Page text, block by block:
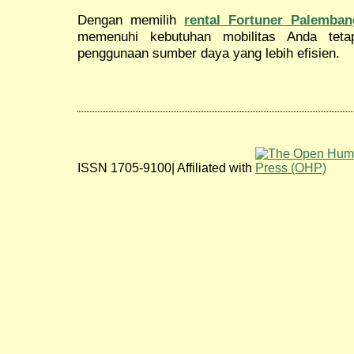
Dengan memilih rental Fortuner
memenuhi kebutuhan mobilitas Anda
penggunaan sumber daya yang lebih efisien.
ISSN 1705-9100| Affiliated with